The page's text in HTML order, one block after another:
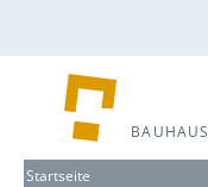
BAUHAUS
Startseite